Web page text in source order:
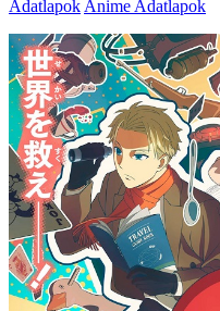
Adatlapok Anime Adatlapok